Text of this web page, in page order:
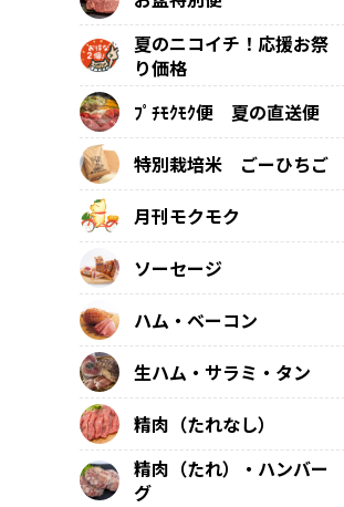
夏のニコイチ！応援お祭
り価格
ﾌﾟﾁﾓｸﾓｸ便 夏の直送便
特別栽培米 ごーひちご
月刊モクモク
ソーセージ
ハム・ベーコン
生ハム・サラミ・タン
精肉（たれなし）
精肉（たれ）・ハンバー
グ